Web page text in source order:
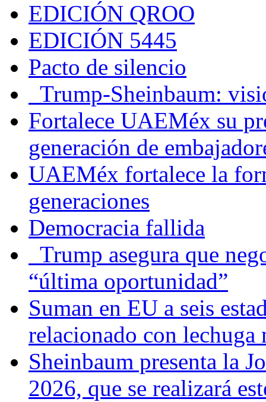
EDICIÓN QROO
EDICIÓN 5445
Pacto de silencio
Trump-Sheinbaum:
Fortalece UAEMéx su
generación de
UAEMéx fortalece la
generaciones
Democracia fallida
Trump asegura que
“última oportunidad”
Suman en EU a seis
relacionado con lechuga
Sheinbaum presenta la
2026, que se realizará